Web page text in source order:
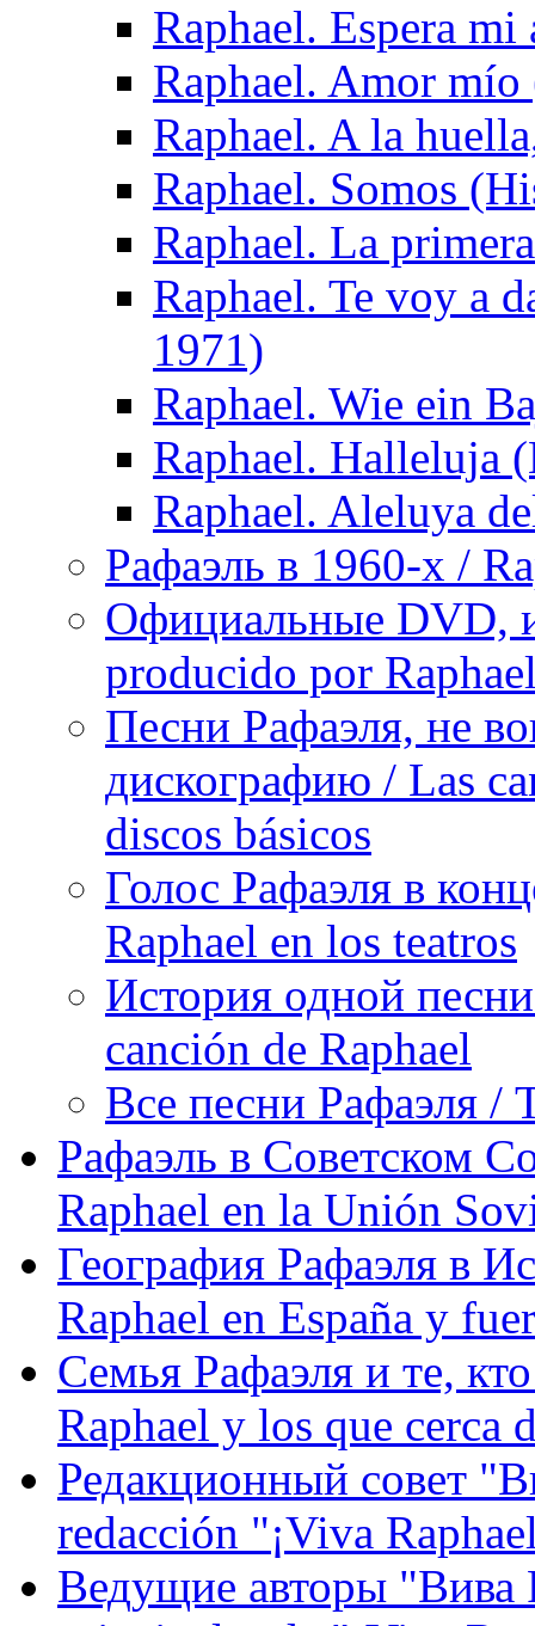
Raphael. Espera
Raphael. Amor
Raphael. A la
Raphael. Somos
Raphael. La
Raphael. Te voy a
1971)
Raphael. Wie ein
Raphael. Halleluja
Raphael. Aleluya
Рафаэль в 1960-х /
Официальные DVD,
producido por
Песни Рафаэля, не
дискографию / Las
discos básicos
Голос Рафаэля в
Raphael en los teatros
История одной
canción de Raphael
Все песни Рафаэля /
Рафаэль в Советском
Raphael en la Unión
География Рафаэля в
Raphael en España y
Семья Рафаэля и те,
Raphael y los que cerca
Редакционный совет
redacción "¡Viva
Ведущие авторы "Вива